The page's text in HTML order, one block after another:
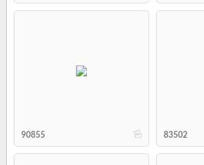
b
90855 83502